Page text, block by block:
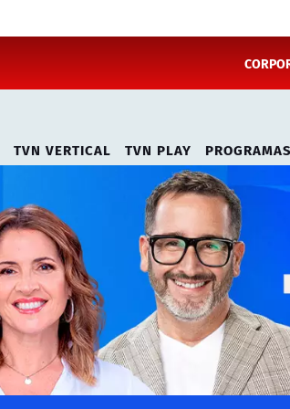
TVN VERTICAL TVN PLAY PROGRAMAS